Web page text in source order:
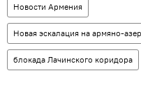
Новости Армения
Новая эскалация на армяно-
блокада Лачинского коридора